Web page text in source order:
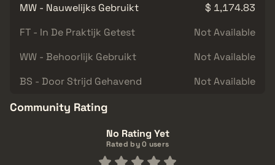
MW - Nauwelijks Gebruikt
$ 1,174.83
FT - In De Praktijk Getest
Not Available
WW - Behoorlijk Gebruikt
Not Available
BS - Door Strijd Gehavend
Not Available
Community Rating
No Rating Yet
Rated by 0 users